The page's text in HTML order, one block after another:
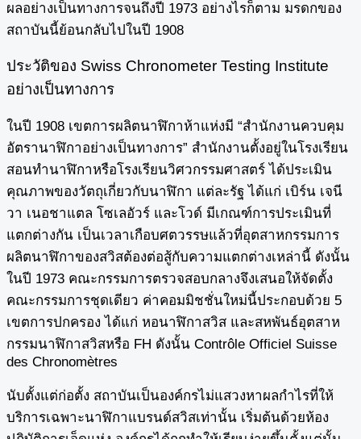
ผลอย่างเป็นทางการจนถึงปี 1973 อย่างไรก็ตาม มรดกของ
สถาบันนี้ย้อนกลับไปในปี 1908
ประวัติของ Swiss Chronometer Testing Institute
อย่างเป็นทางการ
ในปี 1908 เขตการผลิตนาฬิกาห้าแห่งมี “สำนักงานควบคุม
อัตรานาฬิกาอย่างเป็นทางการ” สำนักงานตั้งอยู่ในโรงเรียน
สอนทำนาฬิกาหรือโรงเรียนวิศวกรรมศาสตร์ ได้ประเมิน
คุณภาพของวัตถุเกี่ยวกับนาฬิกา แต่ละรัฐ ได้แก่ เบิร์น เจนี
วา เนอชาแตล โซเลอัวร์ และโวด์ มีเกณฑ์การประเมินที่
แตกต่างกัน เป็นเวลาเกือบศตวรรษแล้วที่อุตสาหกรรมการ
ผลิตนาฬิกาของสวิสต้องต่อสู้กับความแตกต่างเหล่านี้ ดังนั้น
ในปี 1973 คณะกรรมการตรวจสอบกลางจึงเสนอให้จัดตั้ง
คณะกรรมการชุดเดียว ค่าคอมมิชชั่นใหม่นี้ประกอบด้วย 5
เขตการปกครอง ได้แก่ หอนาฬิกาสวิส และสหพันธ์อุตสาห
กรรมนาฬิกาสวิสหรือ FH ดังนั้น Contrôle Officiel Suisse
des Chronomètres
นับตั้งแต่ก่อตั้ง สถาบันเป็นองค์กรไม่แสวงหาผลกำไรที่ให้
บริการเฉพาะนาฬิกาแบรนด์สวิสเท่านั้น เริ่มต้นด้วยห้อง